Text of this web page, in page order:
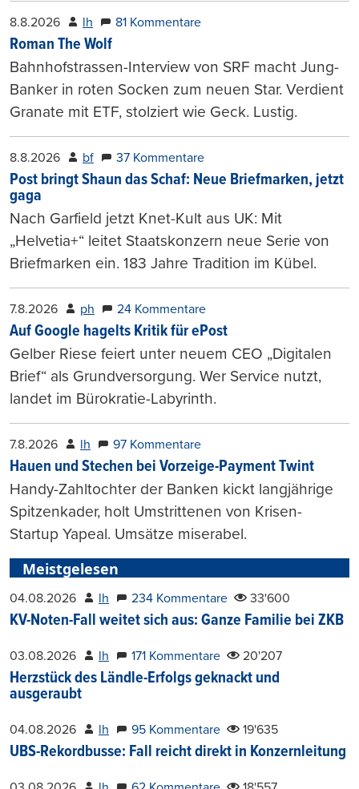
8.8.2026 lh 81 Kommentare
Roman The Wolf
Bahnhofstrassen-Interview von SRF macht Jung-
Banker in roten Socken zum neuen Star. Verdient
Granate mit ETF, stolziert wie Geck. Lustig.
8.8.2026 bf 37 Kommentare
Post bringt Shaun das Schaf: Neue Briefmarken, jetzt
gaga
Nach Garfield jetzt Knet-Kult aus UK: Mit
„Helvetia+“ leitet Staatskonzern neue Serie von
Briefmarken ein. 183 Jahre Tradition im Kübel.
7.8.2026 ph 24 Kommentare
Auf Google hagelts Kritik für ePost
Gelber Riese feiert unter neuem CEO „Digitalen
Brief“ als Grundversorgung. Wer Service nutzt,
landet im Bürokratie-Labyrinth.
7.8.2026 lh 97 Kommentare
Hauen und Stechen bei Vorzeige-Payment Twint
Handy-Zahltochter der Banken kickt langjährige
Spitzenkader, holt Umstrittenen von Krisen-
Startup Yapeal. Umsätze miserabel.
Meistgelesen
04.08.2026 lh 234 Kommentare 33'600
KV-Noten-Fall weitet sich aus: Ganze Familie bei ZKB
03.08.2026 lh 171 Kommentare 20'207
Herzstück des Ländle-Erfolgs geknackt und
ausgeraubt
04.08.2026 lh 95 Kommentare 19'635
UBS-Rekordbusse: Fall reicht direkt in Konzernleitung